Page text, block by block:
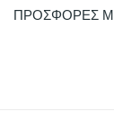
ΠΡΟΣΦΟΡΕΣ